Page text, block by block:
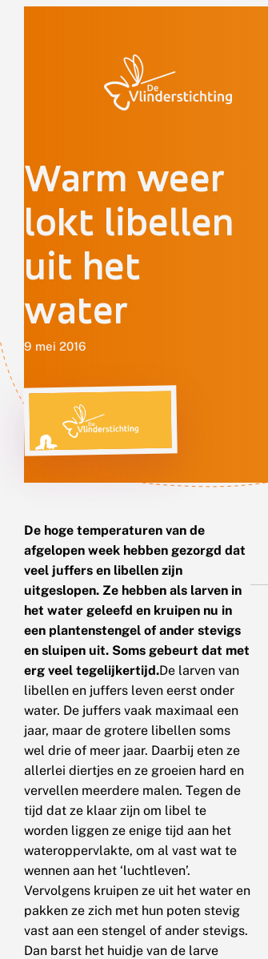
Warm weer
lokt libellen
uit het
water
9 mei 2016
De hoge temperaturen van de
afgelopen week hebben gezorgd dat
veel juffers en libellen zijn
uitgeslopen. Ze hebben als larven in
het water geleefd en kruipen nu in
een plantenstengel of ander stevigs
en sluipen uit. Soms gebeurt dat met
erg veel tegelijkertijd.De larven van
libellen en juffers leven eerst onder
water. De juffers vaak maximaal een
jaar, maar de grotere libellen soms
wel drie of meer jaar. Daarbij eten ze
allerlei diertjes en ze groeien hard en
vervellen meerdere malen. Tegen de
tijd dat ze klaar zijn om libel te
worden liggen ze enige tijd aan het
wateroppervlakte, om al vast wat te
wennen aan het ‘luchtleven’.
Vervolgens kruipen ze uit het water en
pakken ze zich met hun poten stevig
vast aan een stengel of ander stevigs.
Dan barst het huidje van de larve